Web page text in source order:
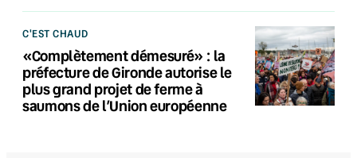
C'EST CHAUD
«Complètement démesuré» : la
préfecture de Gironde autorise le
plus grand projet de ferme à
saumons de l’Union européenne